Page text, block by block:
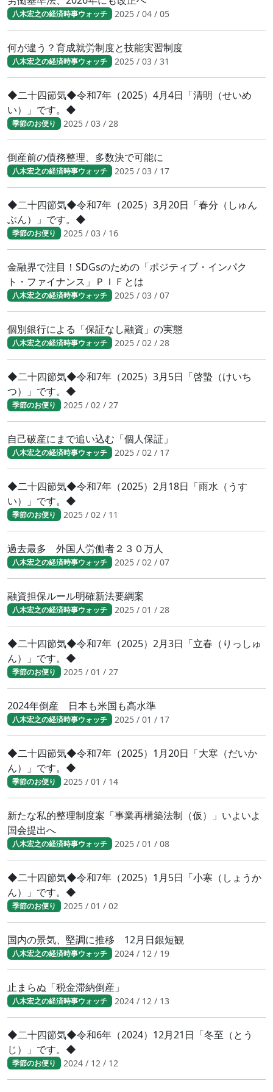
八木宏之の経済時事ウォッチ 2025 / 04 / 05
何が違う？育成就労制度と技能実習制度
八木宏之の経済時事ウォッチ 2025 / 03 / 31
◆二十四節気◆令和7年（2025）4月4日「清明（せいめ
い）」です。◆
季節のお便り 2025 / 03 / 28
倒産前の債務整理、多数決で可能に
八木宏之の経済時事ウォッチ 2025 / 03 / 17
◆二十四節気◆令和7年（2025）3月20日「春分（しゅん
ぶん）」です。◆
季節のお便り 2025 / 03 / 16
金融界で注目！SDGsのための「ポジティブ・インパク
ト・ファイナンス」ＰＩＦとは
八木宏之の経済時事ウォッチ 2025 / 03 / 07
個別銀行による「保証なし融資」の実態
八木宏之の経済時事ウォッチ 2025 / 02 / 28
◆二十四節気◆令和7年（2025）3月5日「啓蟄（けいち
つ）」です。◆
季節のお便り 2025 / 02 / 27
自己破産にまで追い込む「個人保証」
八木宏之の経済時事ウォッチ 2025 / 02 / 17
◆二十四節気◆令和7年（2025）2月18日「雨水（うす
い）」です。◆
季節のお便り 2025 / 02 / 11
過去最多 外国人労働者２３０万人
八木宏之の経済時事ウォッチ 2025 / 02 / 07
融資担保ルール明確新法要綱案
八木宏之の経済時事ウォッチ 2025 / 01 / 28
◆二十四節気◆令和7年（2025）2月3日「立春（りっしゅ
ん）」です。◆
季節のお便り 2025 / 01 / 27
2024年倒産 日本も米国も高水準
八木宏之の経済時事ウォッチ 2025 / 01 / 17
◆二十四節気◆令和7年（2025）1月20日「大寒（だいか
ん）」です。◆
季節のお便り 2025 / 01 / 14
新たな私的整理制度案「事業再構築法制（仮）」いよいよ
国会提出へ
八木宏之の経済時事ウォッチ 2025 / 01 / 08
◆二十四節気◆令和7年（2025）1月5日「小寒（しょうか
ん）」です。◆
季節のお便り 2025 / 01 / 02
国内の景気、堅調に推移 12月日銀短観
八木宏之の経済時事ウォッチ 2024 / 12 / 19
止まらぬ「税金滞納倒産」
八木宏之の経済時事ウォッチ 2024 / 12 / 13
◆二十四節気◆令和6年（2024）12月21日「冬至（とう
じ）」です。◆
季節のお便り 2024 / 12 / 12